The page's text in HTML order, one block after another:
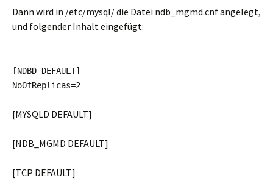
Dann wird in /etc/mysql/ die Datei ndb_mgmd.cnf angelegt,
und folgender Inhalt eingefügt:
[NDBD DEFAULT]
NoOfReplicas=2
[MYSQLD DEFAULT]
[NDB_MGMD DEFAULT]
[TCP DEFAULT]